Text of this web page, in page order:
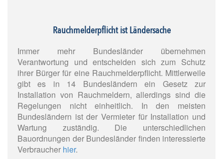
Rauchmelderpflicht ist Ländersache
Immer mehr Bundesländer übernehmen
Verantwortung und entscheiden sich zum Schutz
ihrer Bürger für eine Rauchmelderpflicht. Mittlerweile
gibt es in 14 Bundesländern ein Gesetz zur
Installation von Rauchmeldern, allerdings sind die
Regelungen nicht einheitlich. In den meisten
Bundesländern ist der Vermieter für Installation und
Wartung zuständig. Die unterschiedlichen
Bauordnungen der Bundesländer finden interessierte
Verbraucher hier.